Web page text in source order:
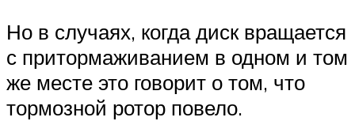
Но в случаях, когда диск вращается
с притормаживанием в одном и том
же месте это говорит о том, что
тормозной ротор повело.